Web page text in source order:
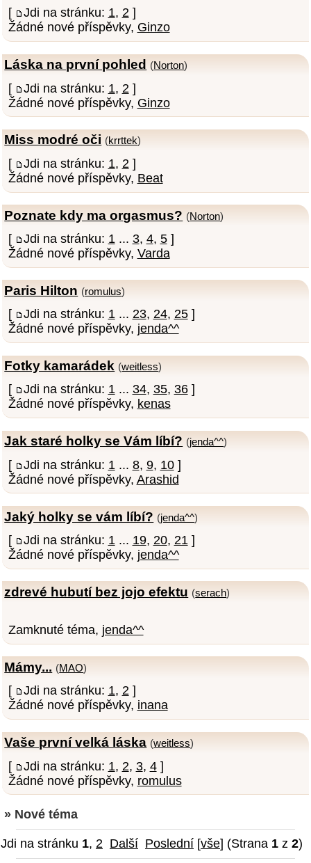
[ Jdi na stránku: 1, 2]
Žádné nové příspěvky, Ginzo
Láska na první pohled (Norton)
[ Jdi na stránku: 1, 2 ]
Žádné nové příspěvky, Ginzo
Miss modré oči (krrttek)
[ Jdi na stránku: 1, 2 ]
Žádné nové příspěvky, Beat
Poznate kdy ma orgasmus? (Norton)
[ Jdi na stránku: 1 ... 3, 4, 5]
Žádné nové příspěvky, Varda
Paris Hilton (romulus)
[ Jdi na stránku: 1... 23, 24, 25]
Žádné nové příspěvky, jenda^^
Fotky kamarádek (weitless)
[ Jdi na stránku: 1... 34, 35, 36]
Žádné nové příspěvky, kenas
Jak staré holky se Vám líbí? (jenda^^)
[ Jdi na stránku: 1 ... 8, 9, 10]
Žádné nové příspěvky, Arashid
Jaký holky se vám líbí? (jenda^^)
[ Jdi na stránku: 1 ... 19, 20, 21 ]
Žádné nové příspěvky, jenda^^
zdrevé hubutí bez jojo efektu (serach)
Zamknuté téma, jenda^^
Mámy... (MAO)
[ Jdi na stránku: 1, 2]
Žádné nové příspěvky, inana
Vaše první velká láska (weitless)
[ Jdi na stránku: 1, 2, 3, 4]
Žádné nové příspěvky, romulus
» Nové téma
Jdi na stránku 1, 2 Další Poslední [vše] (Strana 1 z 2)